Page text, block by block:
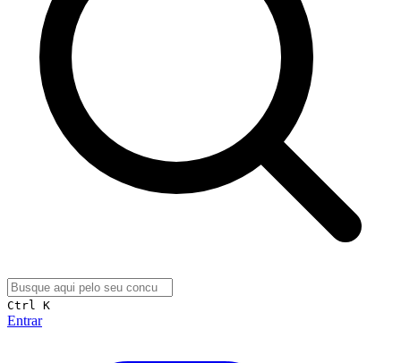
Ctrl K
Entrar